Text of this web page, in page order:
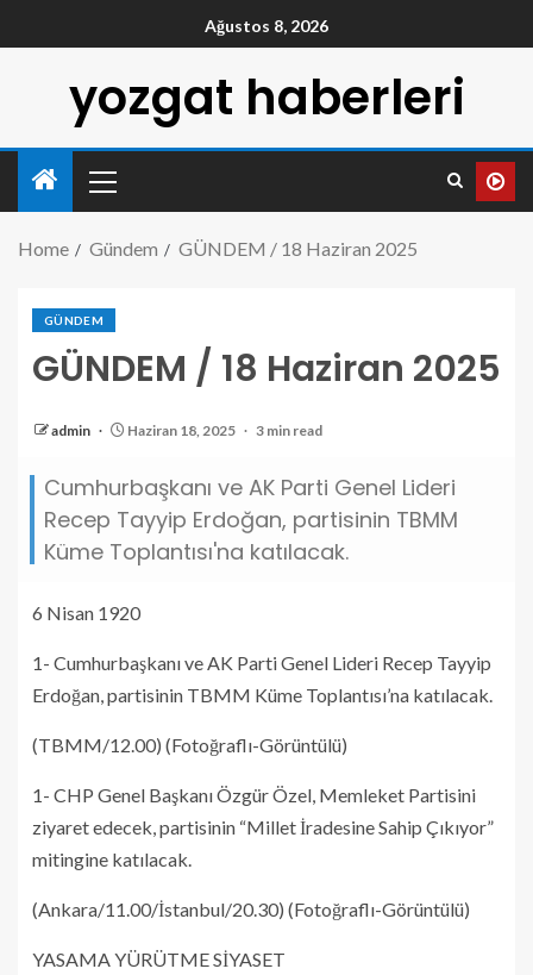
Ağustos 8, 2026
yozgat haberleri
Home Gündem GÜNDEM / 18 Haziran 2025
GÜNDEM
GÜNDEM / 18 Haziran 2025
admin Haziran 18, 2025 3 min read
Cumhurbaşkanı ve AK Parti Genel Lideri
Recep Tayyip Erdoğan, partisinin TBMM
Küme Toplantısı'na katılacak.
6 Nisan 1920
1- Cumhurbaşkanı ve AK Parti Genel Lideri Recep Tayyip
Erdoğan, partisinin TBMM Küme Toplantısı’na katılacak.
(TBMM/12.00) (Fotoğraflı-Görüntülü)
1- CHP Genel Başkanı Özgür Özel, Memleket Partisini
ziyaret edecek, partisinin “Millet İradesine Sahip Çıkıyor”
mitingine katılacak.
(Ankara/11.00/İstanbul/20.30) (Fotoğraflı-Görüntülü)
YASAMA YÜRÜTME SİYASET